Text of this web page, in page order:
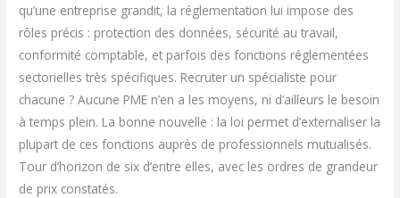
qu’une entreprise grandit, la réglementation lui impose des
rôles précis : protection des données, sécurité au travail,
conformité comptable, et parfois des fonctions réglementées
sectorielles très spécifiques. Recruter un spécialiste pour
chacune ? Aucune PME n’en a les moyens, ni d’ailleurs le besoin
à temps plein. La bonne nouvelle : la loi permet d’externaliser la
plupart de ces fonctions auprès de professionnels mutualisés.
Tour d’horizon de six d’entre elles, avec les ordres de grandeur
de prix constatés.